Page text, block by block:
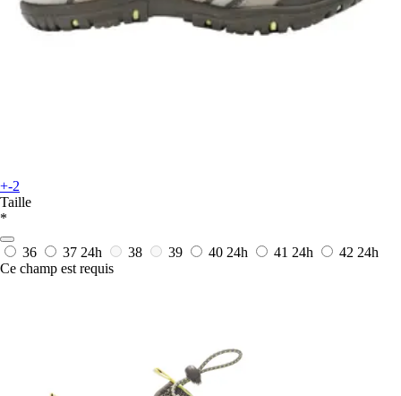
+-2
Taille
*
36 37 24h 38 39 40 24h 41 24h 42 24h
Ce champ est requis